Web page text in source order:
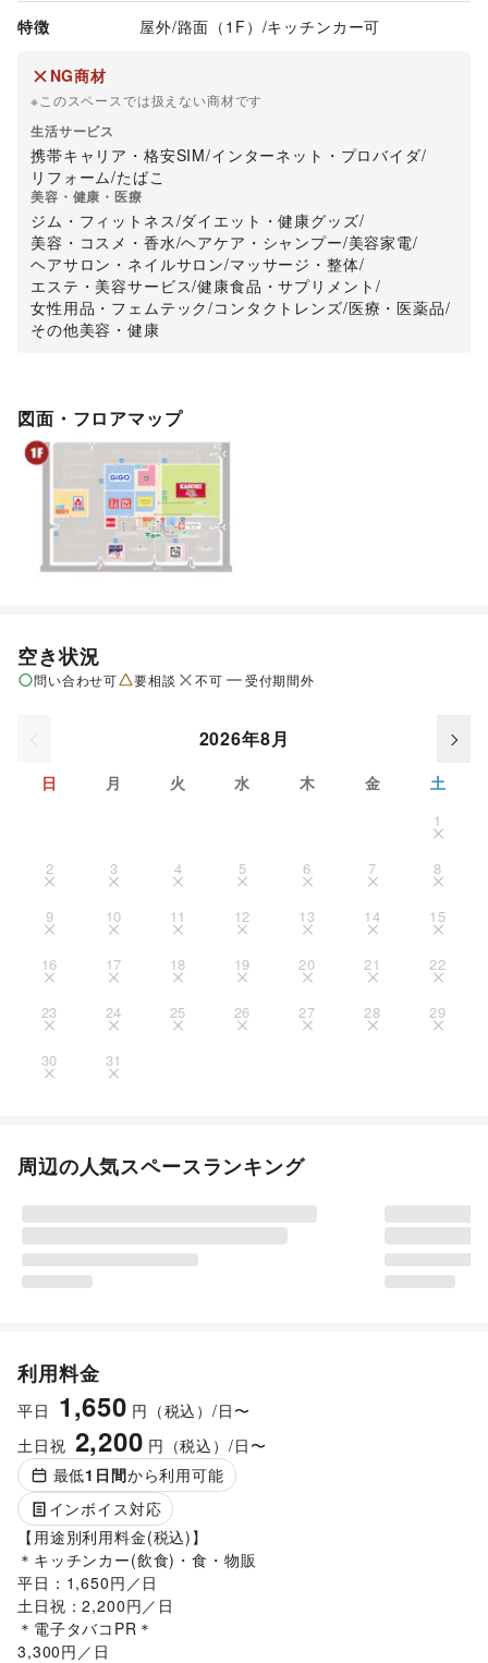
お気軽にお問い合わせください。
特徴 屋外/路面（1F） /キッチンカー可
NG商材
※このスペースでは扱えない商材です
生活サービス
携帯キャリア・格安SIM/インターネット・プロバイダ/
リフォーム/たばこ
美容・健康・医療
ジム・フィットネス/ダイエット・健康グッズ/
美容・コスメ・香水/ヘアケア・シャンプー/美容家電/
ヘアサロン・ネイルサロン/マッサージ・整体/
エステ・美容サービス/健康食品・サプリメント /
女性用品・フェムテック/コンタクトレンズ/医療・医薬品/
その他美容・健康
図面・フロアマップ
空き状況
問い合わせ可 要相談 不可 受付期間外
2026年8月
日 月 火 水 木 金 土
1
2 3 4 5 6 7 8
9 10 11 12 13 14 15
16 17 18 19 20 21 22
23 24 25 26 27 28 29
30 31
周辺の人気スペースランキング
利用料金
平日 1,650 円（税込）/日〜
土日祝 2,200 円（税込）/日〜
最低1 日間から利用可能
インボイス対応
【用途別利用料金(税込)】
＊キッチンカー(飲食)・食・物販
平日：1,650円／日
土日祝：2,200円／日
＊電子タバコPR＊
3,300円／日